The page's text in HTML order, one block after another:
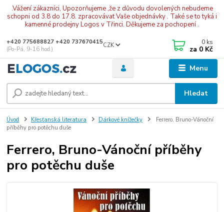
.Vážení zákazníci, Upozorňujeme ,že z důvodu dovolených nebudeme
schopni od 3.8 do 17.8. zpracovávat Vaše objednávky . Také se to tyká i
kamenné prodejny Logos v Třinci. Děkujeme za pochopení .
Menu
CZK
Hledat
+420 775688827 +420 737670415
(Po-Pá, 9-16 hod.)
0 ks
za 0 Kč
Úvod Křesťanská literatura Dárkové knížečky
Ferrero, Bruno-Vánoční
příběhy pro potěchu duše
Ferrero, Bruno-Vánoční příběhy
pro potěchu duše